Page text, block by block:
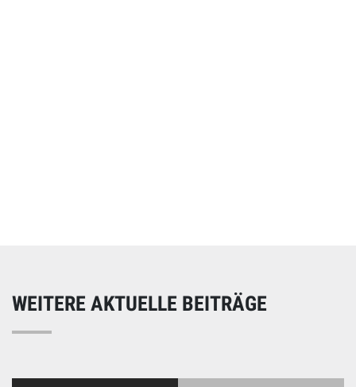
WEITERE AKTUELLE BEITRÄGE